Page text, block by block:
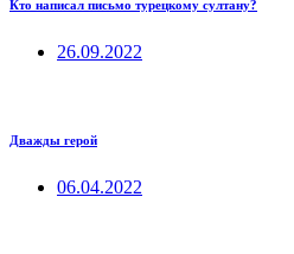
Кто написал письмо турецкому султану?
26.09.2022
Дважды герой
06.04.2022